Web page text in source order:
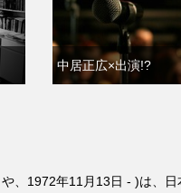
中居正広×出演!?
、1972年11月13日 - )は、